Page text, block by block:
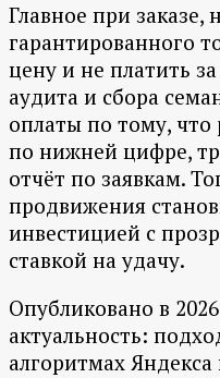
Главное при заказе,
гарантированного
цену и не платить
аудита и сбора
оплаты по тому, что
по нижней цифре,
отчёт по заявкам.
продвижения
инвестицией с
ставкой на удачу.
Опубликовано в
актуальность:
алгоритмах Яндекса